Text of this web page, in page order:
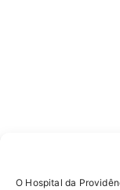
O Hospital da